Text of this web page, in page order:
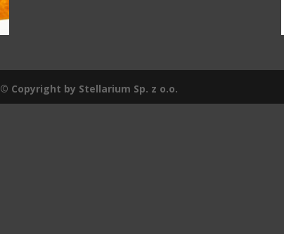
© Copyright by Stellarium Sp. z o.o.